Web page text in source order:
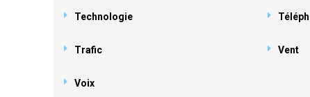
Technologie
Trafic Vent
Voix